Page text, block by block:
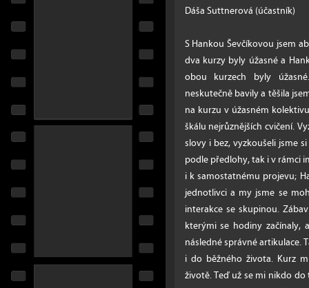
Dáša Suttnerová (účastník)
S Hankou Ševčíkovou jsem
dva kurzy byly úžasné a
obou kurzech byly
neskutečně bavily a těšila
na kurzu v úžasném
škálu nejrůznějších cvičení.
slovy i bez, vyzkoušeli jsme
podle předlohy, tak i v rámci
i k samostatnému projevu;
jednotlivci a my jsme se
interakce se skupinou.
kterými se hodiny
následné správné artikulace.
i do běžného života. Kurz
životě. Teď už se mi nikdo